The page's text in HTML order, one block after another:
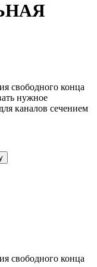
свободного конца
нужное
каналов сечением
свободного конца